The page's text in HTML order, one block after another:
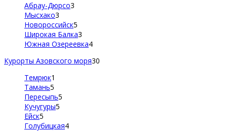
Абрау-Дюрсо3
Мысхако3
Новороссийск5
Широкая Балка3
Южная Озереевка4
Курорты Азовского моря30
Темрюк1
Тамань5
Пересыпь5
Кучугуры5
Ейск5
Голубицкая4